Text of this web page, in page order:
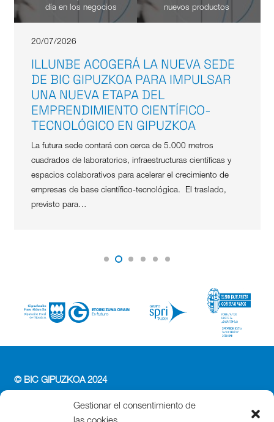
Gestionar el consentimiento de
día en los negocios
nuevos productos
20/07/2026
ILLUNBE ACOGERÁ LA NUEVA SEDE
DE BIC GIPUZKOA PARA IMPULSAR
UNA NUEVA ETAPA DEL
EMPRENDIMIENTO CIENTÍFICO-
TECNOLÓGICO EN GIPUZKOA
La futura sede contará con cerca de 5.000 metros
cuadrados de laboratorios, infraestructuras científicas y
espacios colaborativos para acelerar el crecimiento de
empresas de base científico-tecnológica. El traslado,
previsto para…
© BIC GIPUZKOA 2024
PERFIL DEL CONTRATANTE
ACCESIBILIDAD